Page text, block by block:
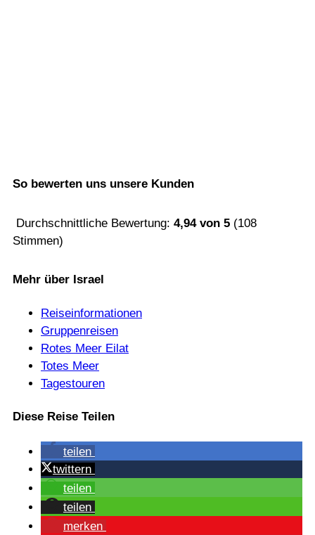
So bewerten uns unsere Kunden
Durchschnittliche Bewertung: 4,94von 5 (108
Stimmen)
Mehr über Israel
Reiseinformationen
Gruppenreisen
Rotes Meer Eilat
Totes Meer
Tagestouren
Diese Reise Teilen
tei­len
twit­tern
tei­len
tei­len
mer­ken